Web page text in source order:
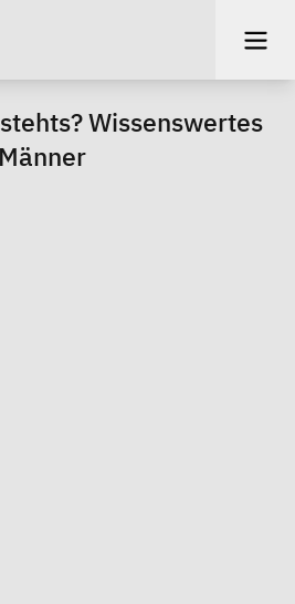
Wissenswertes